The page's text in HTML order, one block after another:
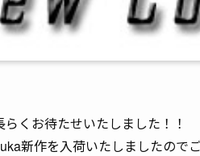
らくお待たせいたしました！！
新作を入荷いたしましたので